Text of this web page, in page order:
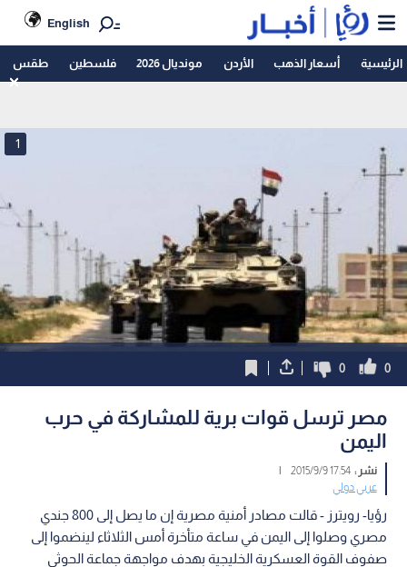
English
الرئيسية أسعار الذهب الأردن مونديال 2026 فلسطين طقس
1
0
0
مصر ترسل قوات برية للمشاركة في حرب
اليمن
نشر :17:54 2015/9/9
|
عربي دولي
رؤيا- رويترز - قالت مصادر أمنية مصرية إن ما يصل إلى 800 جندي
مصري وصلوا إلى اليمن في ساعة متأخرة أمس الثلاثاء لينضموا إلى
صفوف القوة العسكرية الخليجية بهدف مواجهة جماعة الحوثي